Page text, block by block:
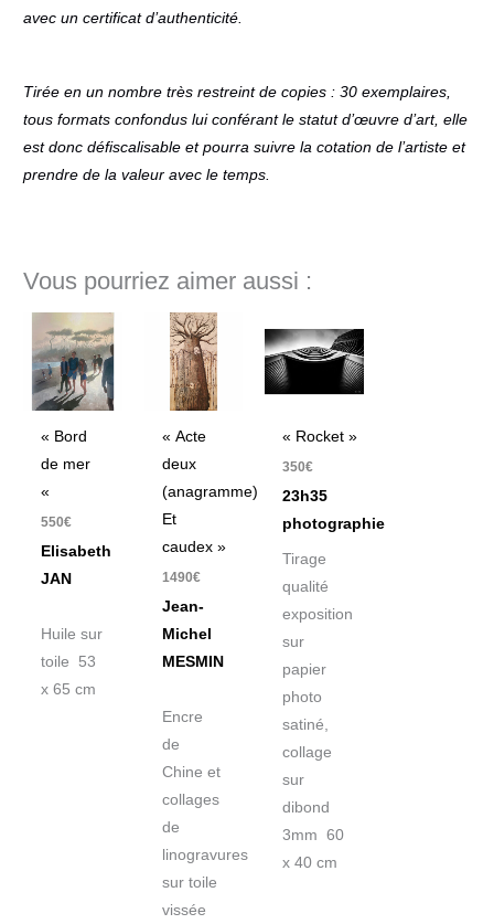
avec un certificat d’authenticité.
Tirée en un nombre très restreint de copies : 30 exemplaires,
tous formats confondus lui conférant le statut d’œuvre d’art, elle
est donc défiscalisable et pourra suivre la cotation de l’artiste et
prendre de la valeur avec le temps.
Vous pourriez aimer aussi :
« Bord
de mer
«
550€
Elisabeth
JAN
Huile sur
toile 53
x 65 cm
« Acte
deux
(anagramme)
Et
caudex »
1490€
Jean-
Michel
MESMIN
Encre
de
Chine et
collages
de
linogravures
sur toile
vissée
« Rocket »
350€
23h35
photographie
Tirage
qualité
exposition
sur
papier
photo
satiné,
collage
sur
dibond
3mm 60
x 40 cm